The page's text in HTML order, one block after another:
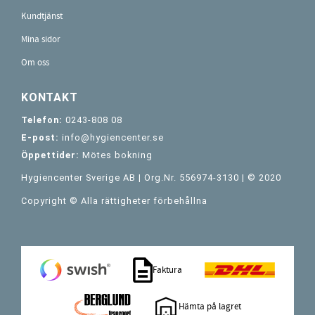
Kundtjänst
Mina sidor
Om oss
KONTAKT
Telefon: 0243-808 08
E-post: info@hygiencenter.se
Öppettider: Mötes bokning
Hygiencenter Sverige AB | Org.Nr. 556974-3130 | © 2020
Copyright © Alla rättigheter förbehållna
Faktura
Hämta på lagret